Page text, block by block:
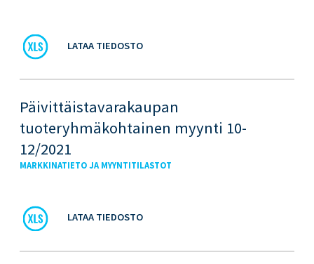
LATAA TIEDOSTO
Päivittäistavarakaupan
tuoteryhmäkohtainen myynti 10-
12/2021
MARKKINATIETO JA MYYNTITILASTOT
LATAA TIEDOSTO